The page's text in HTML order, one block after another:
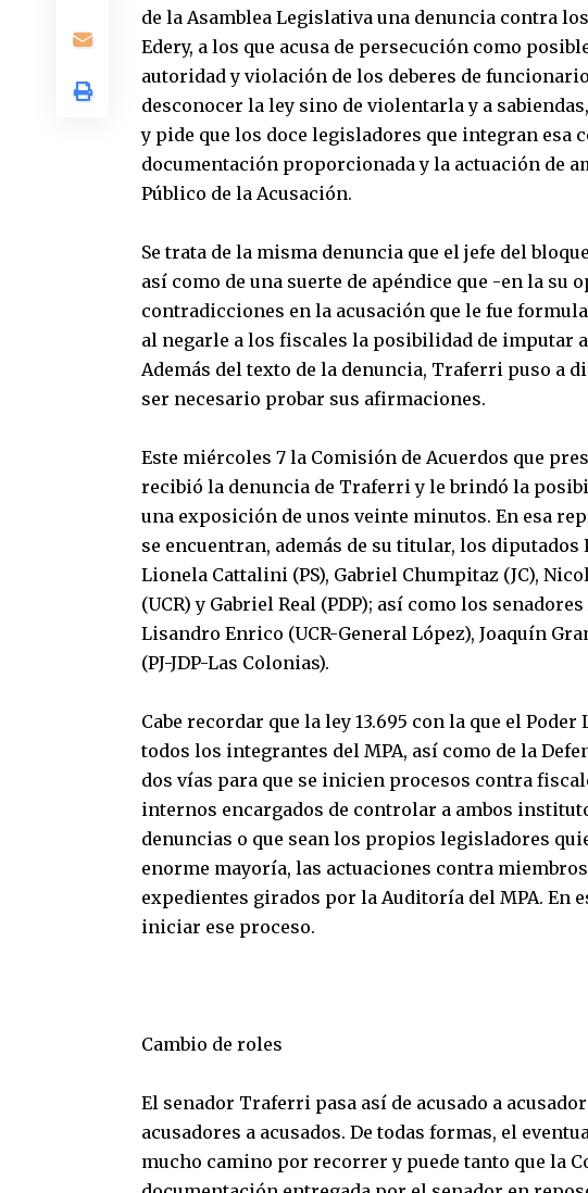
de la Asamblea Legislativa una denuncia contra
Edery, a los que acusa de persecución como
autoridad y violación de los deberes de
desconocer la ley sino de violentarla y a
y pide que los doce legisladores que integran esa
documentación proporcionada y la actuación de
Público de la Acusación.
Se trata de la misma denuncia que el jefe del
así como de una suerte de apéndice que -en la su
contradicciones en la acusación que le fue
al negarle a los fiscales la posibilidad de imputar
Además del texto de la denuncia, Traferri puso a
ser necesario probar sus afirmaciones.
Este miércoles 7 la Comisión de Acuerdos que
recibió la denuncia de Traferri y le brindó la
una exposición de unos veinte minutos. En esa
se encuentran, además de su titular, los diputados
Lionela Cattalini (PS), Gabriel Chumpitaz (JC),
(UCR) y Gabriel Real (PDP); así como los
Lisandro Enrico (UCR-General López), Joaquín
(PJ-JDP-Las Colonias).
Cabe recordar que la ley 13.695 con la que el
todos los integrantes del MPA, así como de la
dos vías para que se inicien procesos contra
internos encargados de controlar a ambos
denuncias o que sean los propios legisladores
enorme mayoría, las actuaciones contra
expedientes girados por la Auditoría del MPA. En
iniciar ese proceso.
Cambio de roles
El senador Traferri pasa así de acusado a
acusadores a acusados. De todas formas, el
mucho camino por recorrer y puede tanto que la